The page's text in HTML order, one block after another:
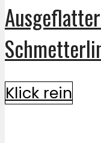
Klick rein